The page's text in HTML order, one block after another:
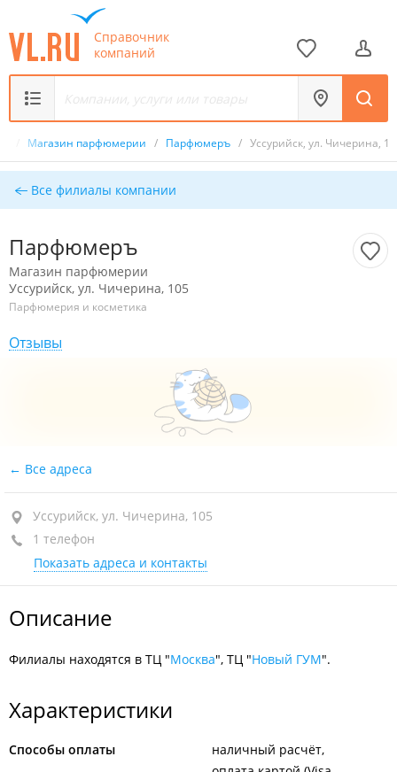
Справочник
компаний
Магазин парфюмерии / Парфюмеръ / Уссурийск, ул. Чичерина,
Все филиалы компании
Парфюмеръ
Магазин парфюмерии
Уссурийск, ул. Чичерина, 105
Парфюмерия и косметика
Отзывы
Все адреса
Уссурийск, ул. Чичерина, 105
1 телефон
Показать адреса и контакты
Описание
Филиалы находятся в ТЦ "Москва", ТЦ "Новый ГУМ".
Характеристики
Способы оплаты
наличный расчёт